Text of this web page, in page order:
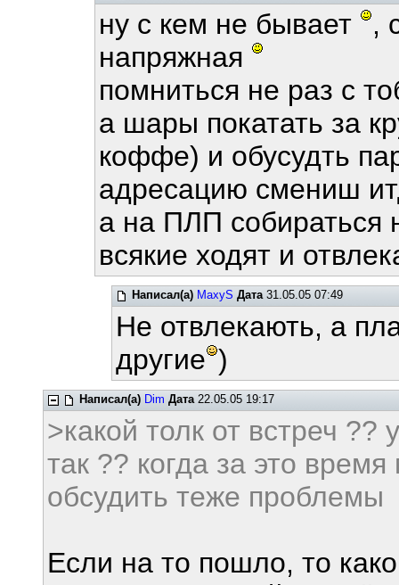
ну с кем не бывает
,
напряжная
помниться не раз с
а шары покатать за
коффе) и обусудть
адресацию смениш
а на ПЛП собираться
всякие ходят и
Написал(а) MaxyS Дата31.05.05 07:49
Не отвлекають, а
другие )
Написал(а) Dim Дата22.05.05 19:17
>какой толк от встреч ??
так ?? когда за это
обсудить теже проблемы
Если на то пошло, то